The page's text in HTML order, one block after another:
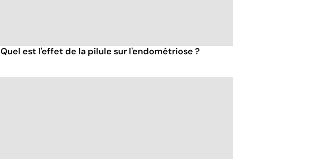
Quel est l'effet de la pilule sur l'endométriose ?